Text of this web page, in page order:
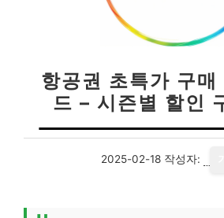
항공권 초특가 구매
드 – 시즌별 할인
2025-02-18 작성자: